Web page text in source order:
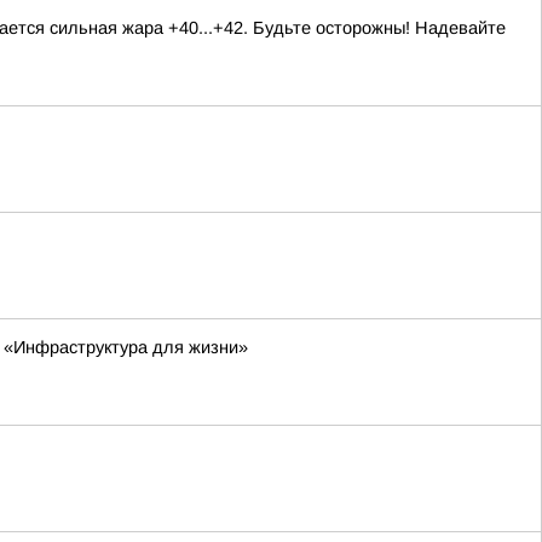
сильная жара +40...+42. Будьте осторожны! Надевайте
для жизни»